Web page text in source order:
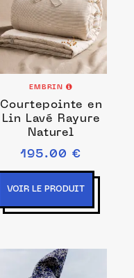
EMBRIN
Courtepointe en
Lin Lavé Rayure
Naturel
195.00 €
VOIR LE PRODUIT